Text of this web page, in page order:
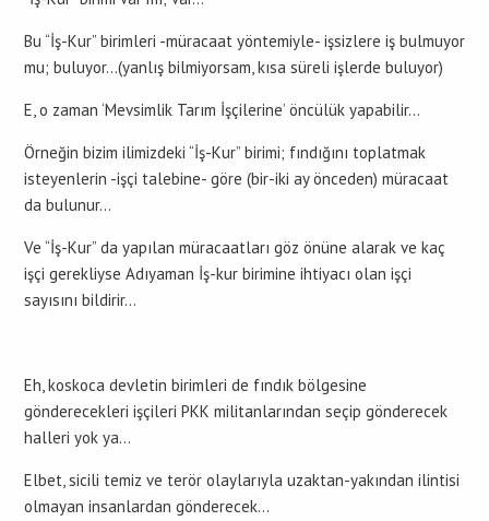
Bu “İş-Kur” birimleri -müracaat yöntemiyle- işsizlere iş bulmuyor
mu; buluyor…(yanlış bilmiyorsam, kısa süreli işlerde buluyor)
E, o zaman ‘Mevsimlik Tarım İşçilerine’ öncülük yapabilir…
Örneğin bizim ilimizdeki “İş-Kur” birimi; fındığını toplatmak
isteyenlerin -işçi talebine- göre (bir-iki ay önceden) müracaat
da bulunur…
Ve “İş-Kur” da yapılan müracaatları göz önüne alarak ve kaç
işçi gerekliyse Adıyaman İş-kur birimine ihtiyacı olan işçi
sayısını bildirir…
Eh, koskoca devletin birimleri de fındık bölgesine
gönderecekleri işçileri PKK militanlarından seçip gönderecek
halleri yok ya…
Elbet, sicili temiz ve terör olaylarıyla uzaktan-yakından ilintisi
olmayan insanlardan gönderecek…